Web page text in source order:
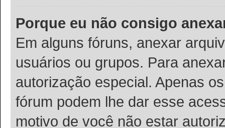
Porque eu não consigo
Em alguns fóruns, anexar
usuários ou grupos. Para
autorização especial. Apenas
fórum podem lhe dar esse
motivo de você não estar